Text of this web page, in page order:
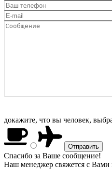
докажите, что вы человек,
Спасибо за Ваше сообщение!
Наш менеджер свяжется с Вами